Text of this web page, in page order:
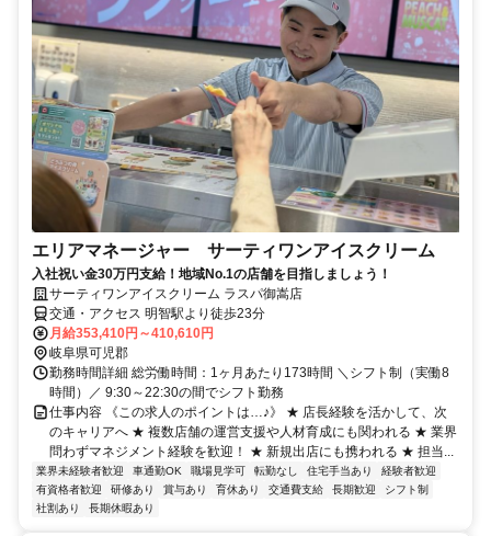
エリアマネージャー サーティワンアイスクリーム
入社祝い金30万円支給！地域No.1の店舗を目指しましょう！
サーティワンアイスクリーム ラスパ御嵩店
交通・アクセス 明智駅より徒歩23分
月給353,410円～410,610円
岐阜県可児郡
勤務時間詳細 総労働時間：1ヶ月あたり173時間 ＼シフト制（実働8
時間）／ 9:30～22:30の間でシフト勤務
仕事内容 《この求人のポイントは…♪》 ★ 店長経験を活かして、次
のキャリアへ ★ 複数店舗の運営支援や人材育成にも関われる ★ 業界
問わずマネジメント経験を歓迎！ ★ 新規出店にも携われる ★ 担当...
業界未経験者歓迎 車通勤OK 職場見学可 転勤なし 住宅手当あり
経験者歓迎
有資格者歓迎
研修あり 賞与あり 育休あり 交通費支給 長期歓迎
シフト制
社割あり
長期休暇あり